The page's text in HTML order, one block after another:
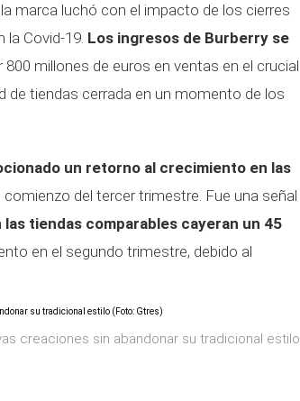
marca luchó con el impacto de los cierres
la Covid-19. Los ingresos de Burberry se
millones de euros en ventas en el crucial
de tiendas cerrada en un momento de los
un retorno al crecimiento en las
del tercer trimestre. Fue una señal
las tiendas comparables cayeran un 45
en el segundo trimestre, debido al
creaciones sin abandonar su tradicional estilo